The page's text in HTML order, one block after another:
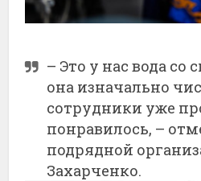
– Это у нас вода со
она изначально
сотрудники уже
понравилось, –
подрядной
Захарченко.